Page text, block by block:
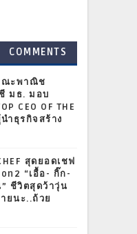
COMMENTS
ณะพาณิช
มธ. มอบ
CEO OF THE
ำธุรกิจสร้าง
สุดยอดเชฟ
“เอื้อ- กิ๊ก-
ชีวิตสุดว้าวุ่น
ยนะ..ถ้วย